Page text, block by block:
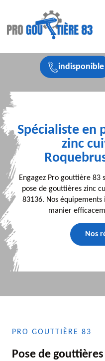
indisponible
Spécialiste en
zinc
Engagez Pro gouttière 83
pose de gouttières zinc
83136. Nos
manier
Nos
PRO GOUTTIÈRE 83
Pose de